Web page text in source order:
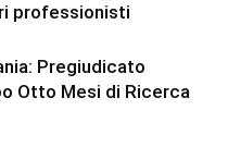
professionisti
Pregiudicato
Otto Mesi di Ricerca